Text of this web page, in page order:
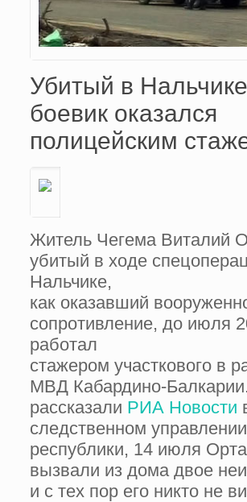
Убитый в Нальчике
боевик оказался
полицейским
Житель Чегема Виталий
убитый в ходе
Нальчике,
как оказавший
сопротивление, до июля
работал
стажером участкового в
МВД Кабардино-
рассказали РИА Новости
следственном управлении
республики, 14 июля
вызвали из дома двое
и с тех пор его никто не